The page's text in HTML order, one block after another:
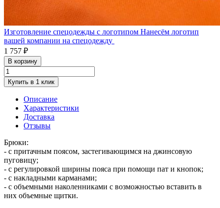
Изготовление спецодежды с логотипом Нанесём логотип
вашей компании на спецодежду
1 757 ₽
В корзину
Купить в 1 клик
Описание
Характеристики
Доставка
Отзывы
Брюки:
- с притачным поясом, застегивающимся на джинсовую
пуговицу;
- с регулировкой ширины пояса при помощи пат и кнопок;
- с накладными карманами;
- с объемными наколенниками с возможностью вставить в
них объемные щитки.